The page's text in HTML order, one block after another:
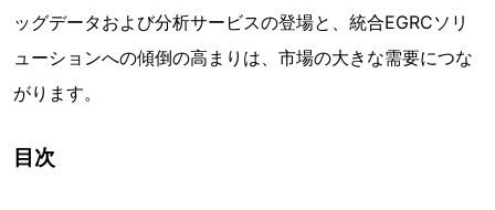
ッグデータおよび分析サービスの登場と、統合EGRCソリ
ューションへの傾倒の高まりは、市場の大きな需要につな
がります。
目次